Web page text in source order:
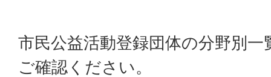
市民公益活動登録団体の分野別
ご確認ください。